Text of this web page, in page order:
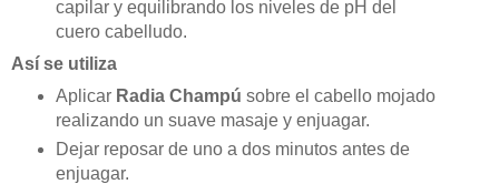
capilar y equilibrando los niveles de pH del
cuero cabelludo.
Así se utiliza
Aplicar Radia Champú sobre el cabello mojado
realizando un suave masaje y enjuagar.
Dejar reposar de uno a dos minutos antes de
enjuagar.